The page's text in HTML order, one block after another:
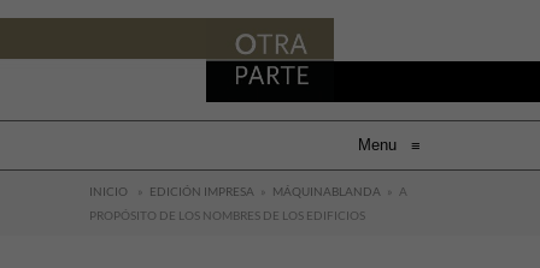
Menu ≡
INICIO » EDICIÓN IMPRESA » MÁQUINABLANDA » A
PROPÓSITO DE LOS NOMBRES DE LOS EDIFICIOS